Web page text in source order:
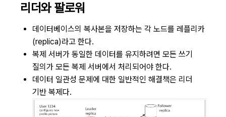
리더와 팔로워
데이터베이스의 복사본을 저장하는 각 노드를 레플리카
(replica)라고 한다.
복제 서버가 동일한 데이터를 유지하려면 모든 쓰기
질의가 모든 복제 서버에서 처리되어야 한다.
데이터 일관성 문제에 대한 일반적인 해결책은 리더
기반 복제다.